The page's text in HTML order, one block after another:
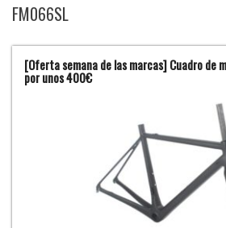
FM066SL
[Oferta semana de las marcas] Cuadro de
por unos 400€